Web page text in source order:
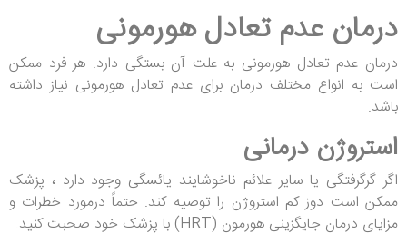
درمان عدم تعادل هورمونی
درمان عدم تعادل هورمونی به علت آن بستگی دارد. هر فرد ممکن
است به انواع مختلف درمان برای عدم تعادل هورمونی نیاز داشته
باشد.
استروژن درمانی
اگر گرگرفتگی یا سایر علائم ناخوشایند یائسگی وجود دارد ، پزشک
ممکن است دوز کم استروژن را توصیه کند. حتماً درمورد خطرات و
مزایای درمان جایگزینی هورمون (HRT) با پزشک خود صحبت کنید.